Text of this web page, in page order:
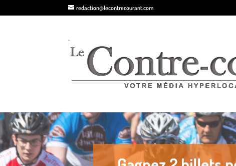
redaction@lecontrecourant.com
.